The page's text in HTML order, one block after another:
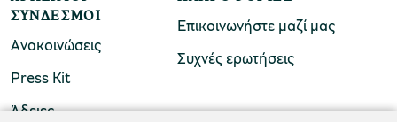
ΣΎΝΔΕΣΜΟΙ
Ανακοινώσεις
Press Kit
Άδειες
Επικοινωνήστε μαζί μας
Συχνές ερωτήσεις